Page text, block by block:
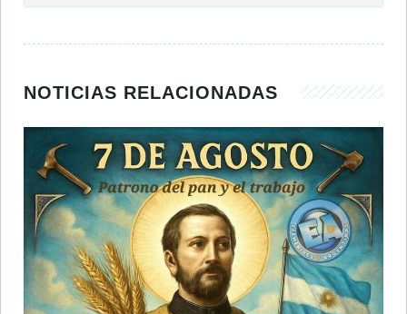
NOTICIAS RELACIONADAS